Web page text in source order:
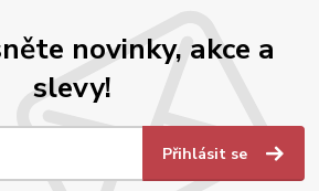
novinky, akce a
slevy!
Přihlásit se